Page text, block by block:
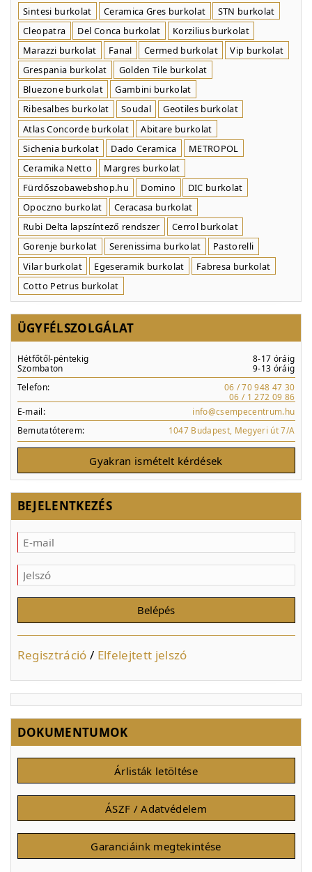
Sintesi burkolat Ceramica Gres burkolat
STN burkolat
Cleopatra
Del Conca burkolat
Korzilius burkolat
Marazzi burkolat
Fanal Cermed burkolat
Vip burkolat
Grespania burkolat
Golden Tile burkolat
Bluezone burkolat
Gambini burkolat
Ribesalbes burkolat
Soudal
Geotiles burkolat
Atlas Concorde burkolat
Abitare burkolat
Sichenia burkolat
Dado Ceramica
METROPOL
Ceramika Netto
Margres burkolat
Fürdőszobawebshop.hu
Domino
DIC burkolat
Opoczno burkolat
Ceracasa burkolat
Rubi Delta lapszíntező rendszer
Cerrol burkolat
Gorenje burkolat
Serenissima burkolat
Pastorelli
Vilar burkolat
Egeseramik burkolat
Fabresa burkolat
Cotto Petrus burkolat
ÜGYFÉLSZOLGÁLAT
Hétfőtől-péntekig
8-17 óráig
Szombaton
9-13 óráig
Telefon:
06 / 70 948 47 30
06 / 1 272 09 86
E-mail:
info@csempecentrum.hu
Bemutatóterem:
1047 Budapest, Megyeri út 7/A
Gyakran ismételt kérdések
BEJELENTKEZÉS
Regisztráció / Elfelejtett jelszó
DOKUMENTUMOK
Árlisták letöltése
ÁSZF / Adatvédelem
Garanciáink megtekintése